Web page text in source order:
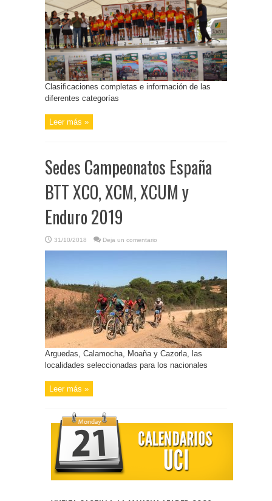
Clasificaciones completas e información de las
diferentes categorías
Leer más »
Sedes Campeonatos España
BTT XCO, XCM, XCUM y
Enduro 2019
31/10/2018 Deja un comentario
Arguedas, Calamocha, Moaña y Cazorla, las
localidades seleccionadas para los nacionales
Leer más »